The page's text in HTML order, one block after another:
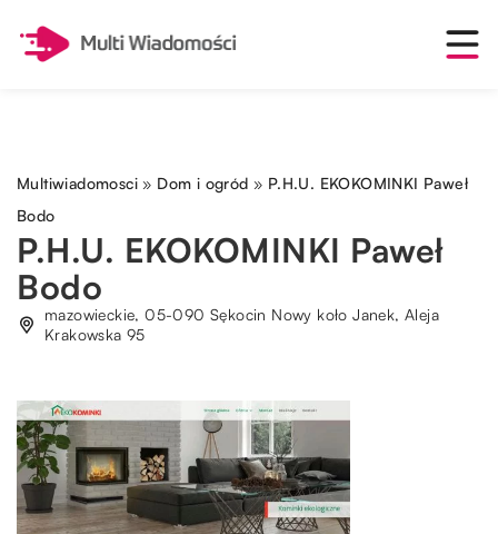
Multiwiadomosci » Dom i ogród » P.H.U. EKOKOMINKI Paweł
Bodo
P.H.U. EKOKOMINKI Paweł
Bodo
mazowieckie, 05-090 Sękocin Nowy koło Janek, Aleja
Krakowska 95